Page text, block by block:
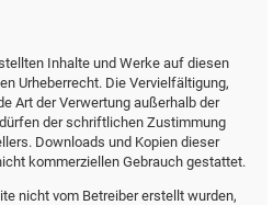
Inhalte und Werke auf diesen
Urheberrecht. Die Vervielfältigung,
Art der Verwertung außerhalb der
der schriftlichen Zustimmung
Downloads und Kopien dieser
kommerziellen Gebrauch gestattet.
nicht vom Betreiber erstellt wurden,